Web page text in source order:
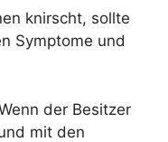
knirscht, sollte
Symptome und
der Besitzer
mit den